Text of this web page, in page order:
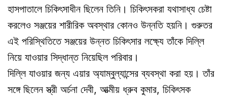
হাসপাতালে চিকিৎসাধীন ছিলেন তিনি। চিকিৎসকরা যথাসাধ্য চেষ্টা
করলেও সঞ্জয়ের শারীরিক অবস্থার কোনও উন্নতি হয়নি। গুরুতর
এই পরিস্থিতিতে সঞ্জয়ের উন্নত চিকিৎসার লক্ষ্যে তাঁকে দিল্লি
নিয়ে যাওয়ার সিদ্ধান্ত নিয়েছিল পরিবার।
দিল্লি যাওয়ার জন্য এয়ার অ্যাম্বুল্যান্সের ব্যবস্থা করা হয়। তাঁর
সঙ্গে ছিলেন স্ত্রী অর্চনা দেবী, আত্মীয় ধ্রুব কুমার, চিকিৎসক